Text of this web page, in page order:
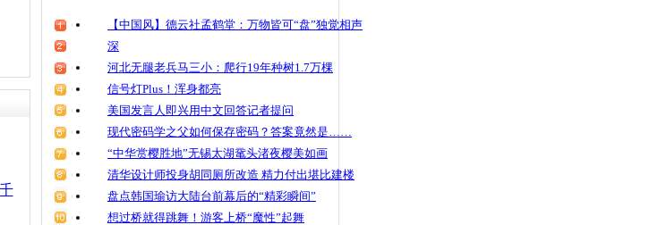
【中国风】德云社孟鹤堂：万物皆可“盘”独觉相声
深
河北无腿老兵马三小：爬行19年种树1.7万棵
信号灯Plus！浑身都亮
美国发言人即兴用中文回答记者提问
现代密码学之父如何保存密码？答案竟然是……
“中华赏樱胜地”无锡太湖鼋头渚夜樱美如画
清华设计师投身胡同厕所改造 精力付出堪比建楼
盘点韩国瑜访大陆台前幕后的“精彩瞬间”
想过桥就得跳舞！游客上桥“魔性”起舞